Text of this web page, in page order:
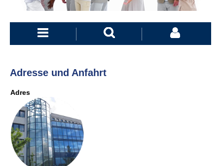
Adresse und Anfahrt
Adres